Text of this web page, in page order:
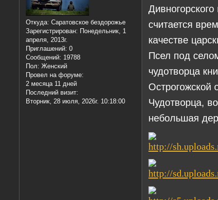
Откуда: Саратовское бездорожье
Зарегистрирован: Понедельник, 1
апреля, 2013г.
Приглашений: 0
Сообщений: 19788
Пол: Женский
Провел на форуме:
2 месяца 11 дней
Последний визит:
Вторник, 28 июля, 2026г. 10:18:00
считается
качестве
Псел под
чудотворца
Острогожской
Чудотворца,
небольшая